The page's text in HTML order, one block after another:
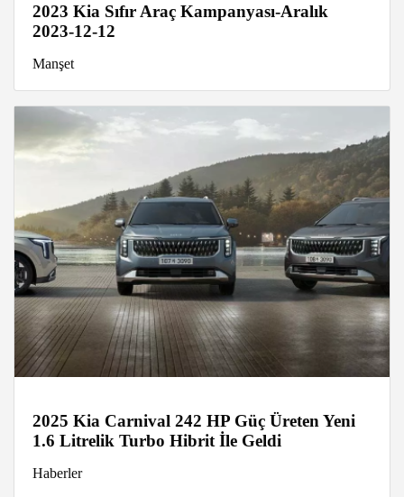
2023 Kia Sıfır Araç Kampanyası-Aralık
2023-12-12
Manşet
2025 Kia Carnival 242 HP Güç Üreten Yeni
1.6 Litrelik Turbo Hibrit İle Geldi
Haberler